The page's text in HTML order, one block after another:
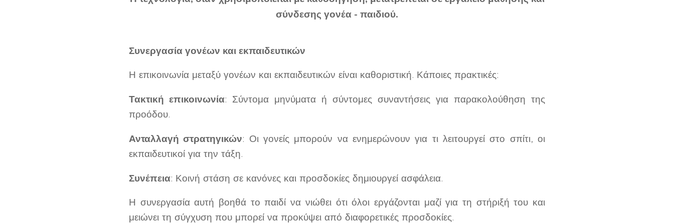
σύνδεσης γονέα - παιδιού.
Συνεργασία γονέων και εκπαιδευτικών
Η επικοινωνία μεταξύ γονέων και εκπαιδευτικών είναι καθοριστική. Κάποιες πρακτικές:
Τακτική επικοινωνία: Σύντομα μηνύματα ή σύντομες συναντήσεις για παρακολούθηση της
προόδου.
Ανταλλαγή στρατηγικών: Οι γονείς μπορούν να ενημερώνουν για τι λειτουργεί στο σπίτι, οι
εκπαιδευτικοί για την τάξη.
Συνέπεια: Κοινή στάση σε κανόνες και προσδοκίες δημιουργεί ασφάλεια.
Η συνεργασία αυτή βοηθά το παιδί να νιώθει ότι όλοι εργάζονται μαζί για τη στήριξή του και
μειώνει τη σύγχυση που μπορεί να προκύψει από διαφορετικές προσδοκίες.